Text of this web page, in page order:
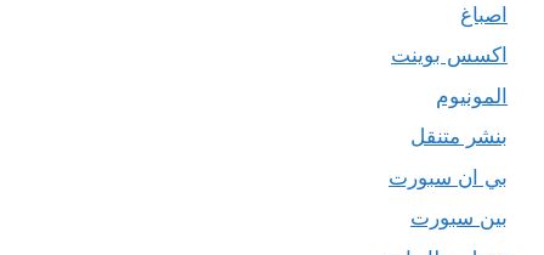
اصباغ
اكسس بوينت
المونيوم
بنشر متنقل
بي ان سبورت
بين سبورت